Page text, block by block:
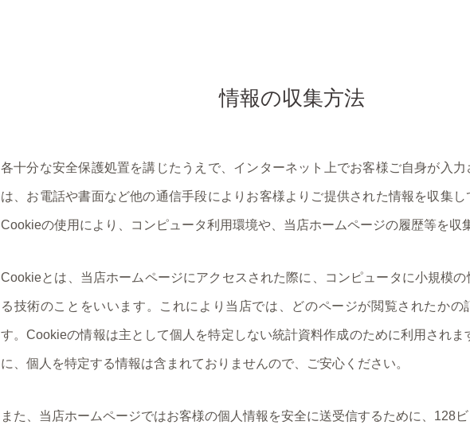
情報の収集方法
各十分な安全保護処置を講じたうえで、インターネット上でお客様ご自身が入
は、お電話や書面など他の通信手段によりお客様よりご提供された情報を収集し
Cookieの使用により、コンピュータ利用環境や、当店ホームページの履歴等を収
Cookieとは、当店ホームページにアクセスされた際に、コンピュータに小規模
る技術のことをいいます。これにより当店では、どのページが閲覧されたかの
す。Cookieの情報は主として個人を特定しない統計資料作成のために利用されま
に、個人を特定する情報は含まれておりませんので、ご安心ください。
また、当店ホームページではお客様の個人情報を安全に送受信するために、128